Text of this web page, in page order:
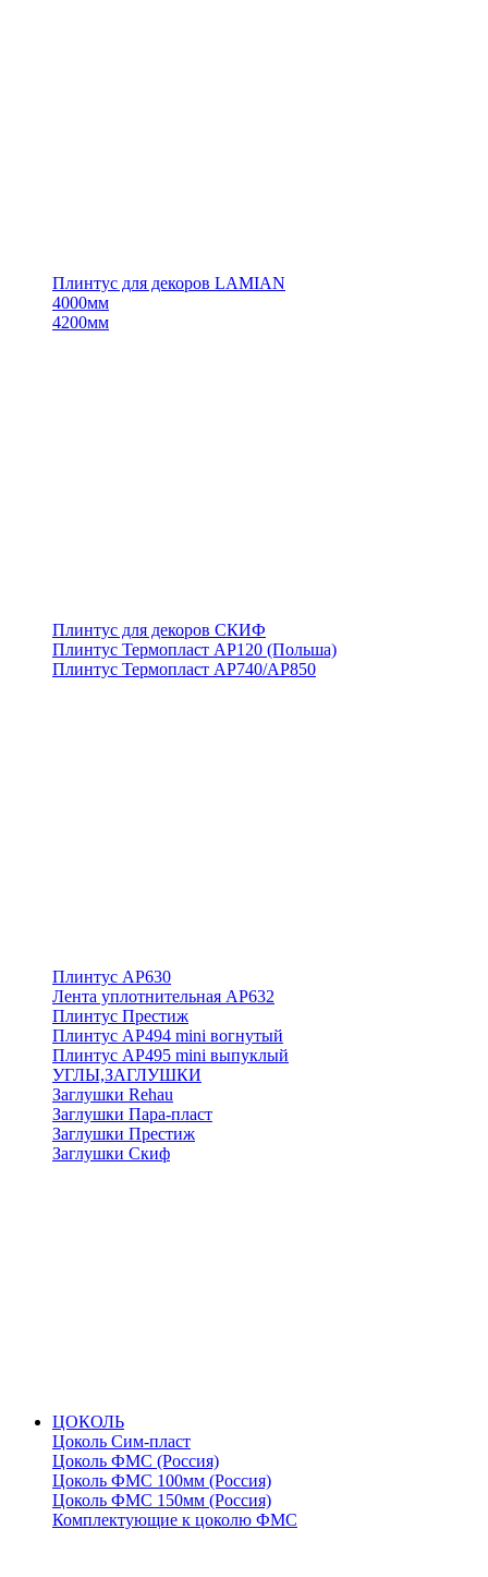
Плинтус для декоров LAMIAN
4000мм
4200мм
Плинтус для декоров СКИФ
Плинтус Термопласт АР120 (Польша)
Плинтус Термопласт АР740/АР850
Плинтус АР630
Лента уплотнительная АР632
Плинтус Престиж
Плинтус АР494 mini вогнутый
Плинтус АР495 mini выпуклый
УГЛЫ,ЗАГЛУШКИ
Заглушки Rehau
Заглушки Пара-пласт
Заглушки Престиж
Заглушки Скиф
ЦОКОЛЬ
Цоколь Сим-пласт
Цоколь ФМС (Россия)
Цоколь ФМС 100мм (Россия)
Цоколь ФМС 150мм (Россия)
Комплектующие к цоколю ФМС